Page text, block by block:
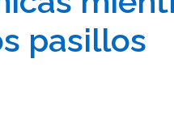
pasillos